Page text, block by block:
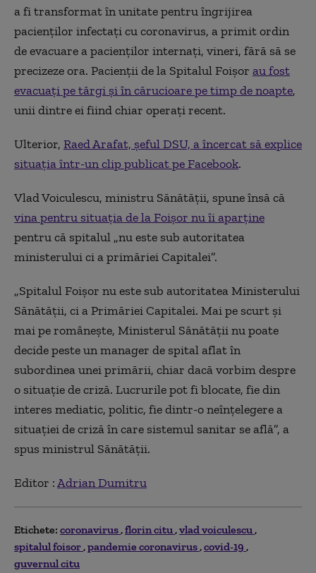
a fi transformat în unitate pentru îngrijirea
pacienților infectați cu coronavirus, a primit ordin
de evacuare a pacienților internați, vineri, fără să se
precizeze ora. Pacienții de la Spitalul Foișor au fost
evacuați pe tărgi și în cărucioare pe timp de noapte,
unii dintre ei fiind chiar operați recent.
Ulterior, Raed Arafat, șeful DSU, a încercat să explice
situația într-un clip publicat pe Facebook.
Vlad Voiculescu, ministru Sănătății, spune însă că
vina pentru situația de la Foișor nu îi aparține
pentru că spitalul „nu este sub autoritatea
ministerului ci a primăriei Capitalei”.
„Spitalul Foișor nu este sub autoritatea Ministerului
Sănătății, ci a Primăriei Capitalei. Mai pe scurt și
mai pe românește, Ministerul Sănătății nu poate
decide peste un manager de spital aflat în
subordinea unei primării, chiar dacă vorbim despre
o situație de criză. Lucrurile pot fi blocate, fie din
interes mediatic, politic, fie dintr-o neînțelegere a
situației de criză în care sistemul sanitar se află”, a
spus ministrul Sănătății.
Editor :Adrian Dumitru
Etichete: coronavirus florin citu vlad voiculescu
spitalul foisor pandemie coronavirus covid-19
guvernul citu